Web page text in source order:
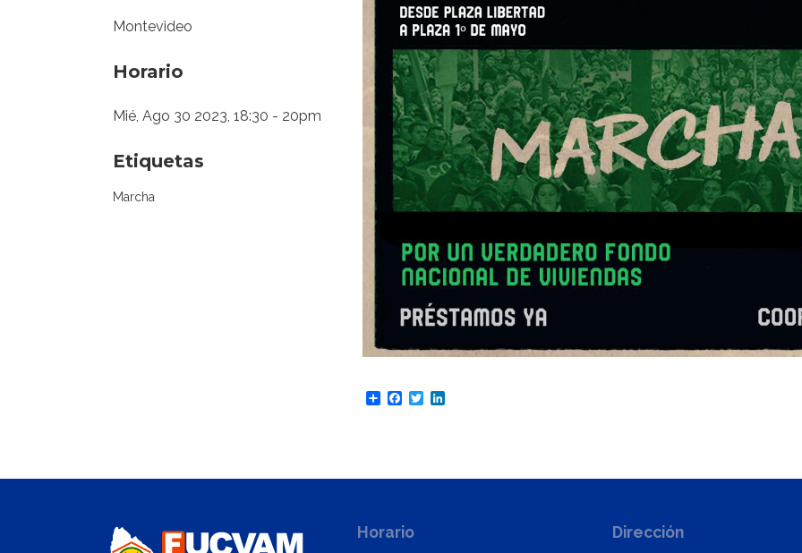
Montevideo
Horario
Mié, Ago 30 2023, 18:30 - 20pm
Etiquetas
Marcha
ShareFacebook
Twitter
Horario Dirección